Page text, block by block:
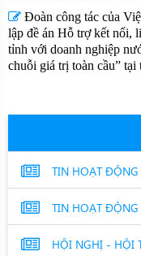
Đoàn công tác của
lập đề án Hỗ trợ kết nối,
tỉnh với doanh nghiệp
chuỗi giá trị toàn cầu”
TIN HOẠT ĐỘNG
TIN HOẠT ĐỘNG
HỘI NGHỊ - HỘI